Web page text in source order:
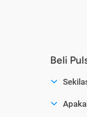
Beli